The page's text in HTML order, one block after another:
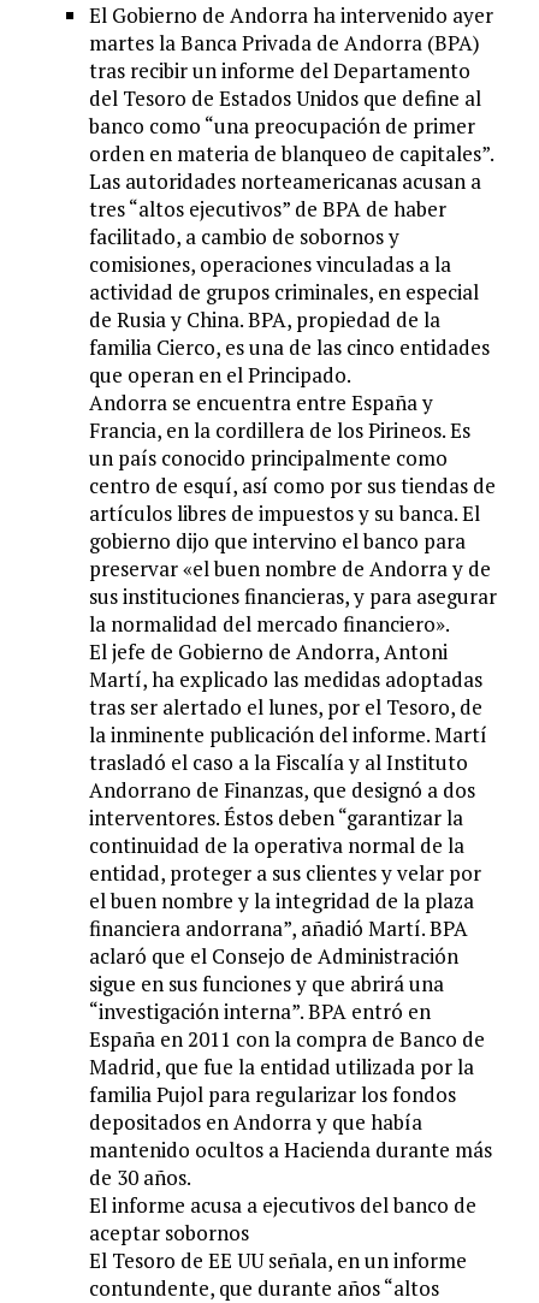
El Gobierno de Andorra ha intervenido ayer
martes la Banca Privada de Andorra (BPA)
tras recibir un informe del Departamento
del Tesoro de Estados Unidos que define al
banco como “una preocupación de primer
orden en materia de blanqueo de capitales”.
Las autoridades norteamericanas acusan a
tres “altos ejecutivos” de BPA de haber
facilitado, a cambio de sobornos y
comisiones, operaciones vinculadas a la
actividad de grupos criminales, en especial
de Rusia y China. BPA, propiedad de la
familia Cierco, es una de las cinco entidades
que operan en el Principado.
Andorra se encuentra entre España y
Francia, en la cordillera de los Pirineos. Es
un país conocido principalmente como
centro de esquí, así como por sus tiendas de
artículos libres de impuestos y su banca. El
gobierno dijo que intervino el banco para
preservar «el buen nombre de Andorra y de
sus instituciones financieras, y para asegurar
la normalidad del mercado financiero».
El jefe de Gobierno de Andorra, Antoni
Martí, ha explicado las medidas adoptadas
tras ser alertado el lunes, por el Tesoro, de
la inminente publicación del informe. Martí
trasladó el caso a la Fiscalía y al Instituto
Andorrano de Finanzas, que designó a dos
interventores. Éstos deben “garantizar la
continuidad de la operativa normal de la
entidad, proteger a sus clientes y velar por
el buen nombre y la integridad de la plaza
financiera andorrana”, añadió Martí. BPA
aclaró que el Consejo de Administración
sigue en sus funciones y que abrirá una
“investigación interna”. BPA entró en
España en 2011 con la compra de Banco de
Madrid, que fue la entidad utilizada por la
familia Pujol para regularizar los fondos
depositados en Andorra y que había
mantenido ocultos a Hacienda durante más
de 30 años.
El informe acusa a ejecutivos del banco de
aceptar sobornos
El Tesoro de EE UU señala, en un informe
contundente, que durante años “altos